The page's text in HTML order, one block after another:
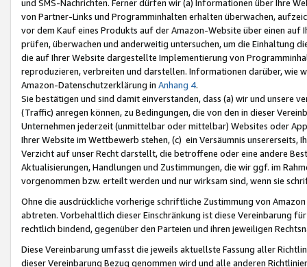
und SMS-Nachrichten. Ferner dürfen wir (a) Informationen über Ihre
von Partner-Links und Programminhalten erhalten überwachen,
vor dem Kauf eines Produkts auf der Amazon-Website über einen
prüfen, überwachen und anderweitig untersuchen, um die Einhaltung
die auf Ihrer Website dargestellte Implementierung von
reproduzieren, verbreiten und darstellen. Informationen darüber, wie
Amazon-Datenschutzerklärung in Anhang 4.
Sie bestätigen und sind damit einverstanden, dass (a) wir und
(Traffic) anregen können, zu Bedingungen, die von den in dieser
Unternehmen jederzeit (unmittelbar oder mittelbar) Websites oder
Ihrer Website im Wettbewerb stehen, (c) ein Versäumnis unsererseits,
Verzicht auf unser Recht darstellt, die betroffene oder eine andere
Aktualisierungen, Handlungen und Zustimmungen, die wir ggf. im
vorgenommen bzw. erteilt werden und nur wirksam sind, wenn sie
Ohne die ausdrückliche vorherige schriftliche Zustimmung von
abtreten. Vorbehaltlich dieser Einschränkung ist diese Vereinbarung
rechtlich bindend, gegenüber den Parteien und ihren jeweiligen
Diese Vereinbarung umfasst die jeweils aktuellste Fassung aller
dieser Vereinbarung Bezug genommen wird und alle anderen